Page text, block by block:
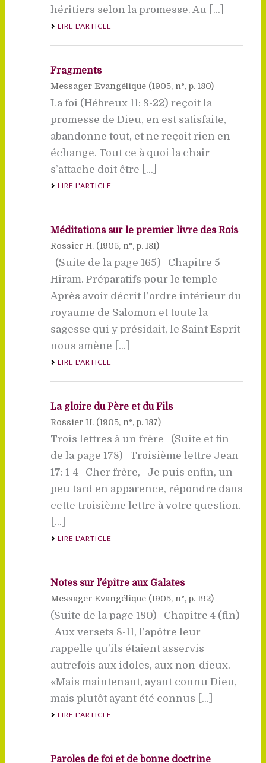
héritiers selon la promesse. Au [...]
LIRE L'ARTICLE
Fragments
Messager Evangélique (1905, n°, p. 180)
La foi (Hébreux 11: 8-22) reçoit la
promesse de Dieu, en est satisfaite,
abandonne tout, et ne reçoit rien en
échange. Tout ce à quoi la chair
s’attache doit être [...]
LIRE L'ARTICLE
Méditations sur le premier livre des Rois
Rossier H. (1905, n°, p. 181)
(Suite de la page 165) Chapitre 5
Hiram. Préparatifs pour le temple
Après avoir décrit l’ordre intérieur du
royaume de Salomon et toute la
sagesse qui y présidait, le Saint Esprit
nous amène [...]
LIRE L'ARTICLE
La gloire du Père et du Fils
Rossier H. (1905, n°, p. 187)
Trois lettres à un frère (Suite et fin
de la page 178) Troisième lettre Jean
17: 1-4 Cher frère, Je puis enfin, un
peu tard en apparence, répondre dans
cette troisième lettre à votre question.
[...]
LIRE L'ARTICLE
Notes sur l’épître aux Galates
Messager Evangélique (1905, n°, p. 192)
(Suite de la page 180) Chapitre 4 (fin)
Aux versets 8-11, l’apôtre leur
rappelle qu’ils étaient asservis
autrefois aux idoles, aux non-dieux.
«Mais maintenant, ayant connu Dieu,
mais plutôt ayant été connus [...]
LIRE L'ARTICLE
Paroles de foi et de bonne doctrine